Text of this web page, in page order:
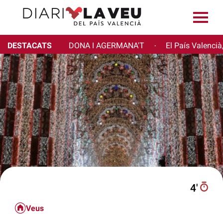
DESTACATS DONA I AGERMANA'T · El País
4′
Veus